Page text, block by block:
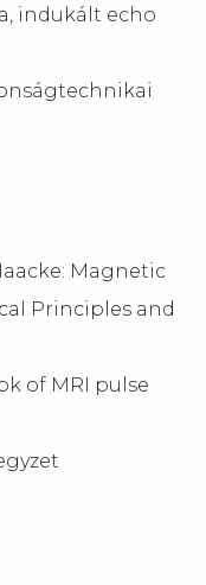
indukált echo
Magnetic
Principles and
of MRI pulse